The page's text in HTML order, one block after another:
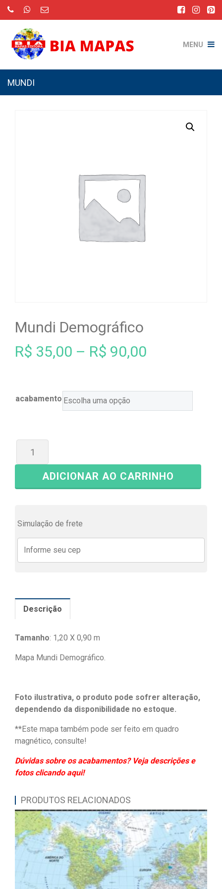
MENU
MUNDI
Mundi Demográfico
R$ 35,00 – R$ 90,00
acabamento
ADICIONAR AO CARRINHO
Simulação de frete
Descrição
Tamanho: 1,20 X 0,90 m
Mapa Mundi Demográfico.
Foto ilustrativa, o produto pode sofrer alteração,
dependendo da disponibilidade no estoque.
**Este mapa também pode ser feito em quadro
magnético, consulte!
Dúvidas sobre os acabamentos? Veja descrições e
fotos clicando aqui!
PRODUTOS RELACIONADOS